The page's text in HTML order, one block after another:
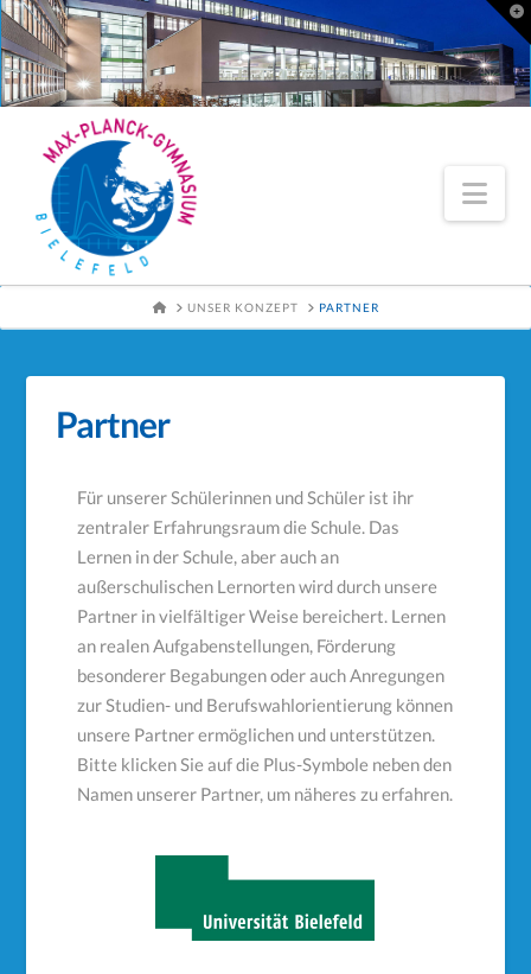
HOMEUNSER KONZEPT PARTNER
Partner
Für unserer Schülerinnen und Schüler ist ihr
zentraler Erfahrungsraum die Schule. Das
Lernen in der Schule, aber auch an
außerschulischen Lernorten wird durch unsere
Partner in vielfältiger Weise bereichert. Lernen
an realen Aufgabenstellungen, Förderung
besonderer Begabungen oder auch Anregungen
zur Studien- und Berufswahlorientierung können
unsere Partner ermöglichen und unterstützen.
Bitte klicken Sie auf die Plus-Symbole neben den
Namen unserer Partner, um näheres zu erfahren.